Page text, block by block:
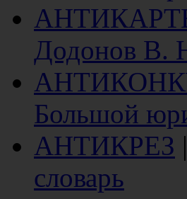
Додонов В.
Большой
АНТИКРЕЗ |
словарь